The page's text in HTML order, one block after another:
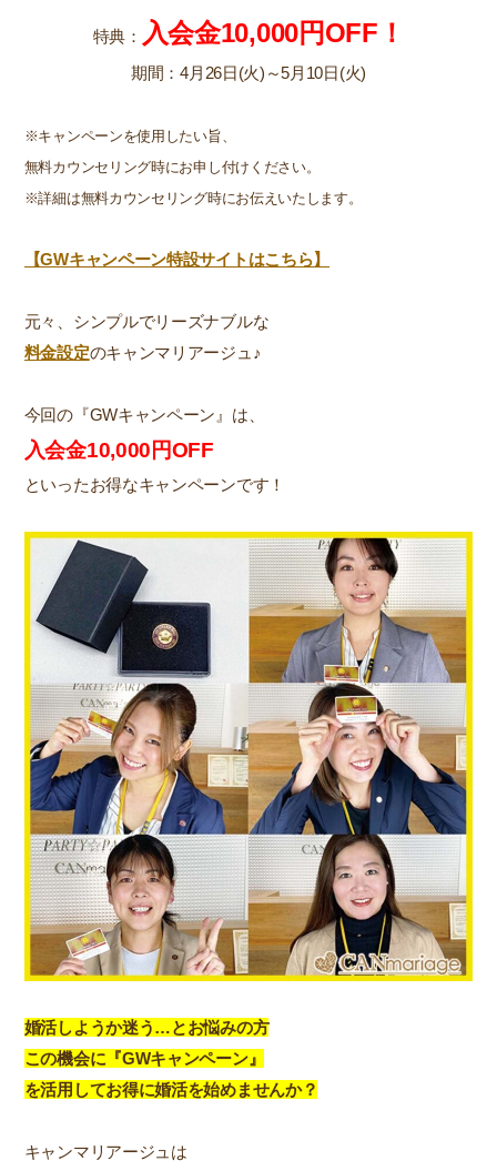
特典： 入会金10,000円OFF！
期間：4月26日(火)～5月10日(火)
※キャンペーンを使用したい旨、
無料カウンセリング時にお申し付けください。
※詳細は無料カウンセリング時にお伝えいたします。
【GWキャンペーン特設サイトはこちら】
元々、シンプルでリーズナブルな
料金設定のキャンマリアージュ♪
今回の『GWキャンペーン』は、
入会金10,000円OFF
といったお得なキャンペーンです！
婚活しようか迷う…とお悩みの方
この機会に『GWキャンペーン』
を活用してお得に婚活を始めませんか？
キャンマリアージュは